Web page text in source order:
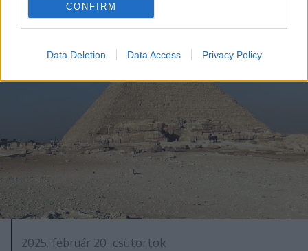
CONFIRM
Data Deletion Data Access Privacy Policy
2025. február 20., csütörtök